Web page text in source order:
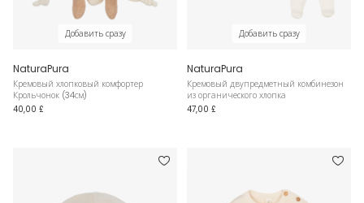
Добавить сразу
NaturaPura
Кремовый хлопковый комфортер
Крольчонок (34см)
40,00 £
Добавить сразу
NaturaPura
Кремовый двупредметный комбинезон
из органического хлопка
47,00 £